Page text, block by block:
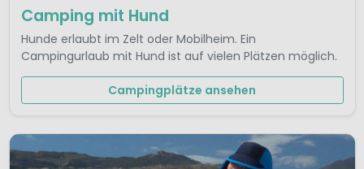
Camping mit Hund
Hunde erlaubt im Zelt oder Mobilheim. Ein
Campingurlaub mit Hund ist auf vielen Plätzen möglich.
Campingplätze ansehen